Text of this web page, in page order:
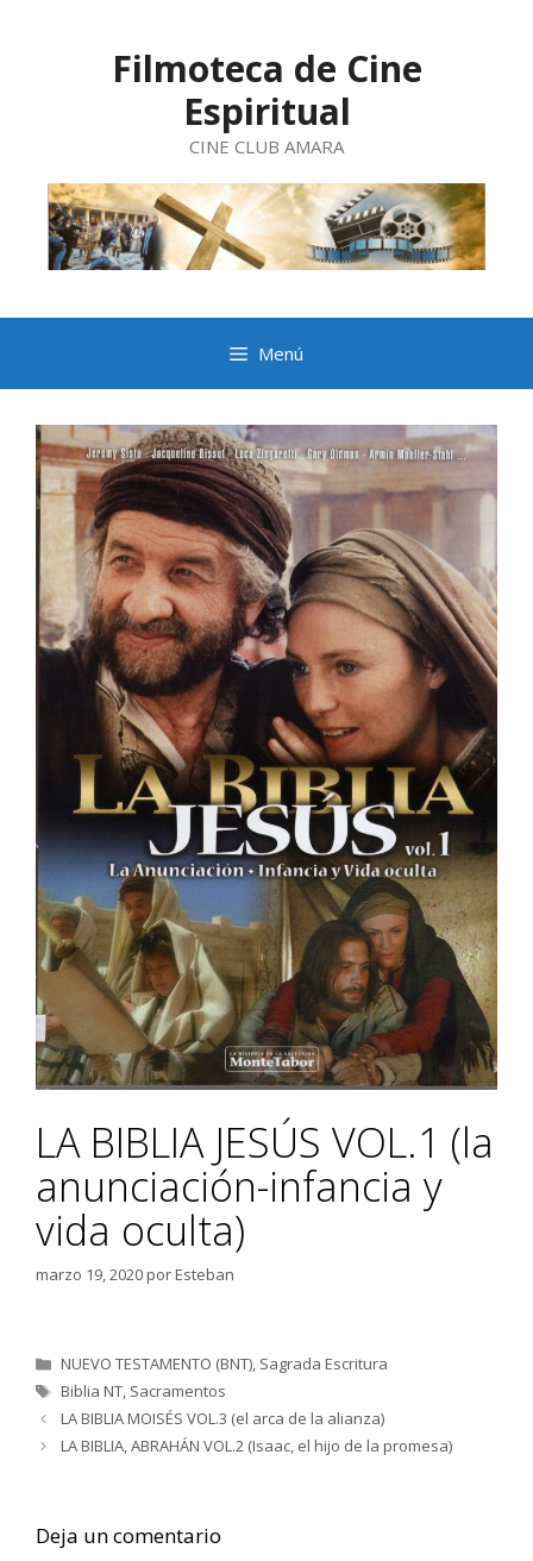
Filmoteca de Cine
Espiritual
CINE CLUB AMARA
Menú
LA BIBLIA JESÚS VOL.1 (la
anunciación-infancia y
vida oculta)
marzo 19, 2020porEsteban
Categorías
NUEVO TESTAMENTO (BNT), Sagrada Escritura
Etiquetas
Biblia NT, Sacramentos
LA BIBLIA MOISÉS VOL.3 (el arca de la alianza)
LA BIBLIA, ABRAHÁN VOL.2 (Isaac, el hijo de la promesa)
Deja un comentario